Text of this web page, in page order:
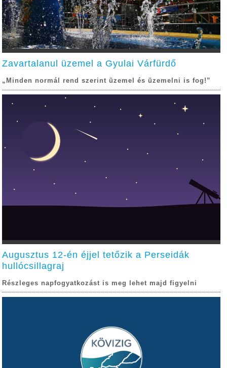
Zavartalanul üzemel a Gyulai Várfürdő
„Minden normál rend szerint üzemel és üzemelni is fog!”
Augusztus 12-én éjjel tetőzik a Perseidák
hullócsillagraj
Részleges napfogyatkozást is meg lehet majd figyelni